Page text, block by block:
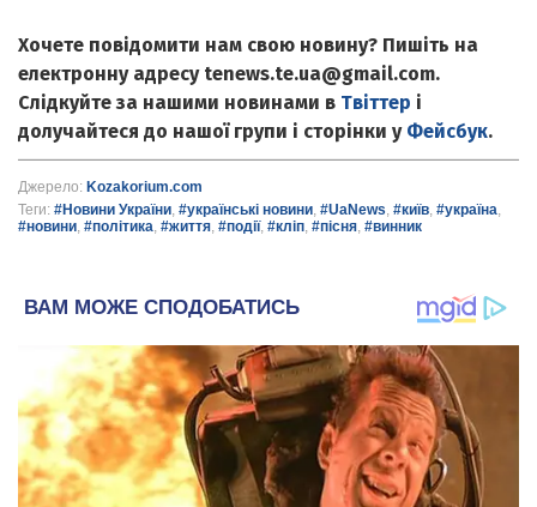
Хочете повідомити нам свою новину? Пишіть на
електронну адресу tenews.te.ua@gmail.com.
Слідкуйте за нашими новинами в Твіттер і
долучайтеся до нашої групи і сторінки у Фейсбук.
Джерело: Kozakorium.com
Теги: #Новини України, #українські новини, #UaNews, #київ, #україна,
#новини, #політика, #життя, #події, #кліп, #пісня, #винник